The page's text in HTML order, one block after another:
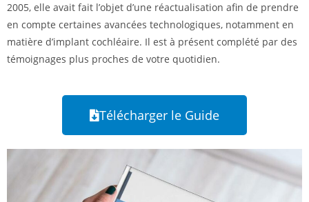
2005, elle avait fait l’objet d’une réactualisation afin de prendre
en compte certaines avancées technologiques, notamment en
matière d’implant cochléaire. Il est à présent complété par des
témoignages plus proches de votre quotidien.
Télécharger le Guide